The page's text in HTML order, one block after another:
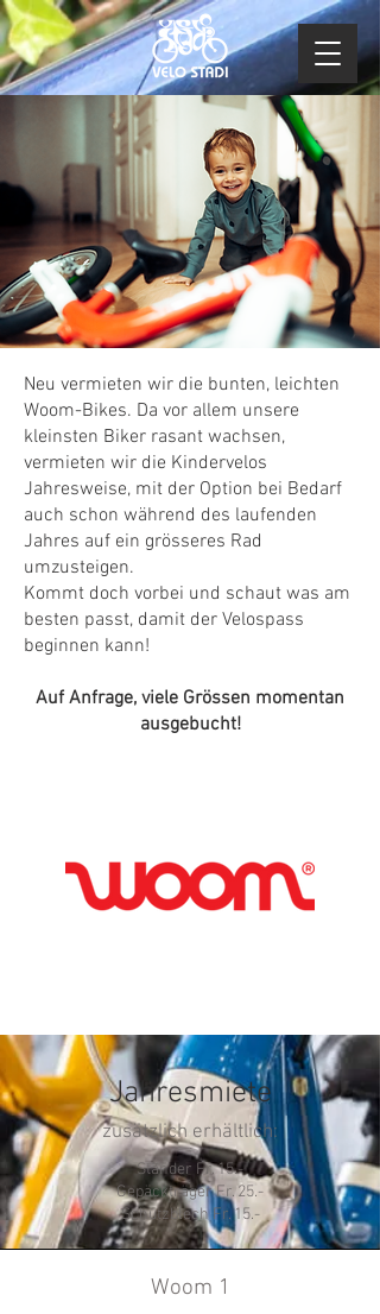
Neu vermieten wir die bunten, leichten
Woom-Bikes. Da vor allem unsere
kleinsten Biker rasant wachsen,
vermieten wir die Kindervelos
Jahresweise, mit der Option bei Bedarf
auch schon während des laufenden
Jahres auf ein grösseres Rad
umzusteigen.
Kommt doch vorbei und schaut was am
besten passt, damit der Velospass
beginnen kann!
Auf Anfrage, viele Grössen momentan
ausgebucht!
Jahresmiete
zusätzlich erhältlich:
Ständer Fr. 15.-
Gepäckträger Fr. 25.-
Schutzblech Fr. 15.-
Woom 1